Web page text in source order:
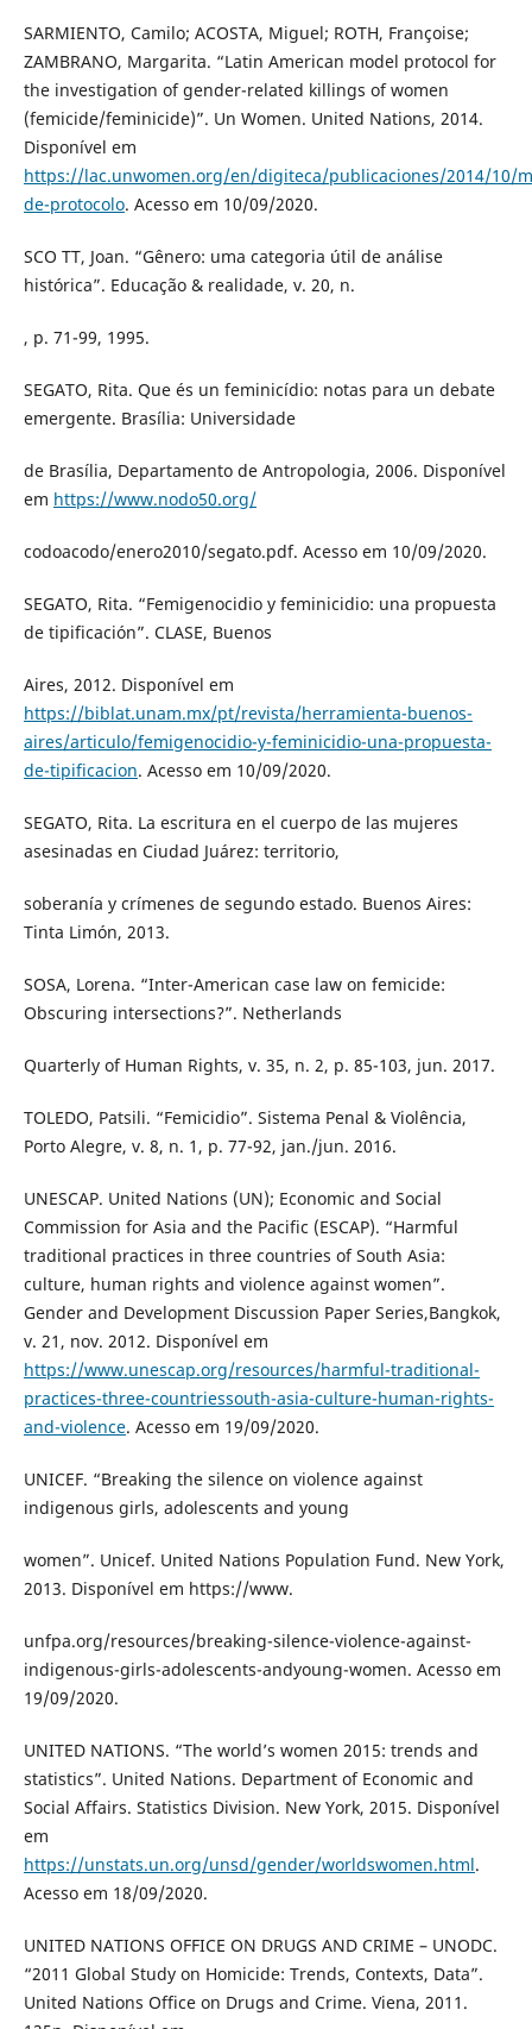
SARMIENTO, Camilo; ACOSTA, Miguel; ROTH, Françoise;
ZAMBRANO, Margarita. “Latin American model protocol for
the investigation of gender-related killings of women
(femicide/feminicide)”. Un Women. United Nations, 2014.
Disponível em
https://lac.unwomen.org/en/digiteca/publicaciones/2014/10/
de-protocolo. Acesso em 10/09/2020.
SCO TT, Joan. “Gênero: uma categoria útil de análise
histórica”. Educação & realidade, v. 20, n.
, p. 71-99, 1995.
SEGATO, Rita. Que és un feminicídio: notas para un debate
emergente. Brasília: Universidade
de Brasília, Departamento de Antropologia, 2006. Disponível
em https://www.nodo50.org/
codoacodo/enero2010/segato.pdf. Acesso em 10/09/2020.
SEGATO, Rita. “Femigenocidio y feminicidio: una propuesta
de tipificación”. CLASE, Buenos
Aires, 2012. Disponível em
https://biblat.unam.mx/pt/revista/herramienta-buenos-
aires/articulo/femigenocidio-y-feminicidio-una-propuesta-
de-tipificacion. Acesso em 10/09/2020.
SEGATO, Rita. La escritura en el cuerpo de las mujeres
asesinadas en Ciudad Juárez: territorio,
soberanía y crímenes de segundo estado. Buenos Aires:
Tinta Limón, 2013.
SOSA, Lorena. “Inter-American case law on femicide:
Obscuring intersections?”. Netherlands
Quarterly of Human Rights, v. 35, n. 2, p. 85-103, jun. 2017.
TOLEDO, Patsili. “Femicidio”. Sistema Penal & Violência,
Porto Alegre, v. 8, n. 1, p. 77-92, jan./jun. 2016.
UNESCAP. United Nations (UN); Economic and Social
Commission for Asia and the Pacific (ESCAP). “Harmful
traditional practices in three countries of South Asia:
culture, human rights and violence against women”.
Gender and Development Discussion Paper Series,Bangkok,
v. 21, nov. 2012. Disponível em
https://www.unescap.org/resources/harmful-traditional-
practices-three-countriessouth-asia-culture-human-rights-
and-violence. Acesso em 19/09/2020.
UNICEF. “Breaking the silence on violence against
indigenous girls, adolescents and young
women”. Unicef. United Nations Population Fund. New York,
2013. Disponível em https://www.
unfpa.org/resources/breaking-silence-violence-against-
indigenous-girls-adolescents-andyoung-women. Acesso em
19/09/2020.
UNITED NATIONS. “The world’s women 2015: trends and
statistics”. United Nations. Department of Economic and
Social Affairs. Statistics Division. New York, 2015. Disponível
em
https://unstats.un.org/unsd/gender/worldswomen.html.
Acesso em 18/09/2020.
UNITED NATIONS OFFICE ON DRUGS AND CRIME – UNODC.
“2011 Global Study on Homicide: Trends, Contexts, Data”.
United Nations Office on Drugs and Crime. Viena, 2011.